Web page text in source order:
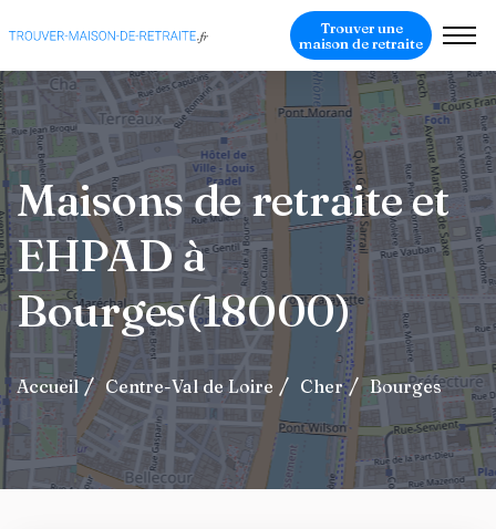
Trouver une
maison de retraite
Maisons de retraite et
EHPAD à
Bourges(18000)
Accueil Centre-Val de Loire Cher Bourges